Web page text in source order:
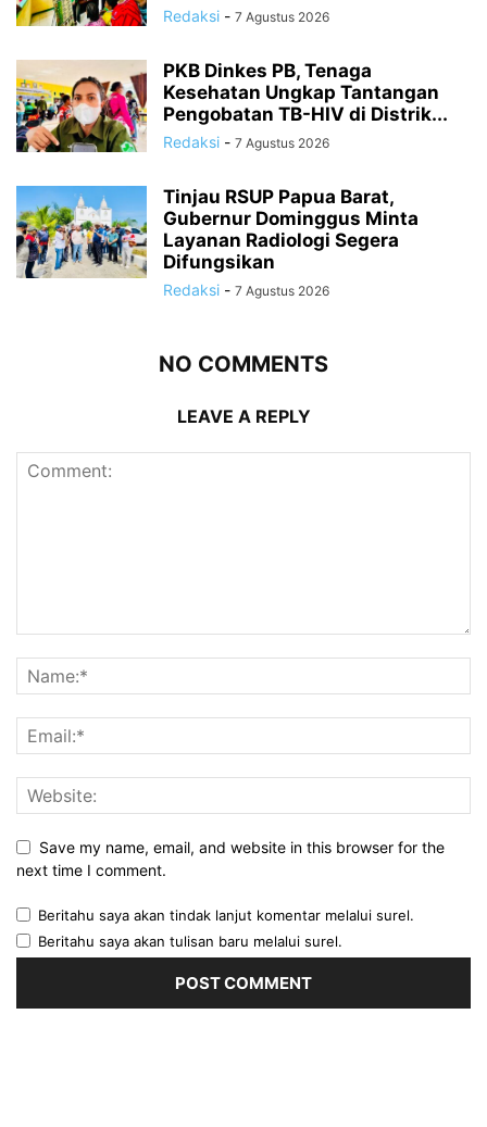
Redaksi - 7 Agustus 2026
PKB Dinkes PB, Tenaga
Kesehatan Ungkap Tantangan
Pengobatan TB-HIV di Distrik...
Redaksi - 7 Agustus 2026
Tinjau RSUP Papua Barat,
Gubernur Dominggus Minta
Layanan Radiologi Segera
Difungsikan
Redaksi - 7 Agustus 2026
NO COMMENTS
LEAVE A REPLY
Save my name, email, and website in this browser for the
next time I comment.
Beritahu saya akan tindak lanjut komentar melalui surel.
Beritahu saya akan tulisan baru melalui surel.